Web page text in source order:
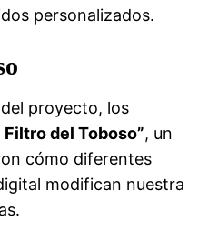
personalizados.
proyecto, los
Filtro del Toboso”, un
cómo diferentes
modifican nuestra